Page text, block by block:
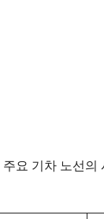
요 기차 노선